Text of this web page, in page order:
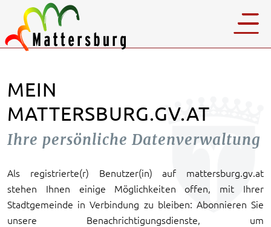
MEIN
MATTERSBURG.GV.AT
Ihre persönliche Datenverwaltung
Als registrierte(r) Benutzer(in) auf mattersburg.gv.at
stehen Ihnen einige Möglichkeiten offen, mit Ihrer
Stadtgemeinde in Verbindung zu bleiben: Abonnieren Sie
unsere Benachrichtigungsdienste, um